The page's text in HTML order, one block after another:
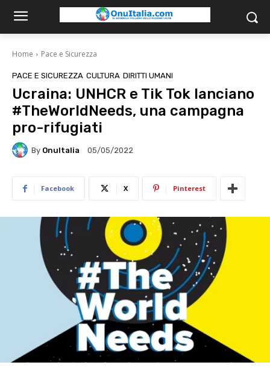
Home Pace e Sicurezza
PACE E SICUREZZA CULTURA DIRITTI UMANI
Ucraina: UNHCR e Tik Tok lanciano
#TheWorldNeeds, una campagna
pro-rifugiati
By OnuItalia 05/05/2022
Facebook X Pinterest